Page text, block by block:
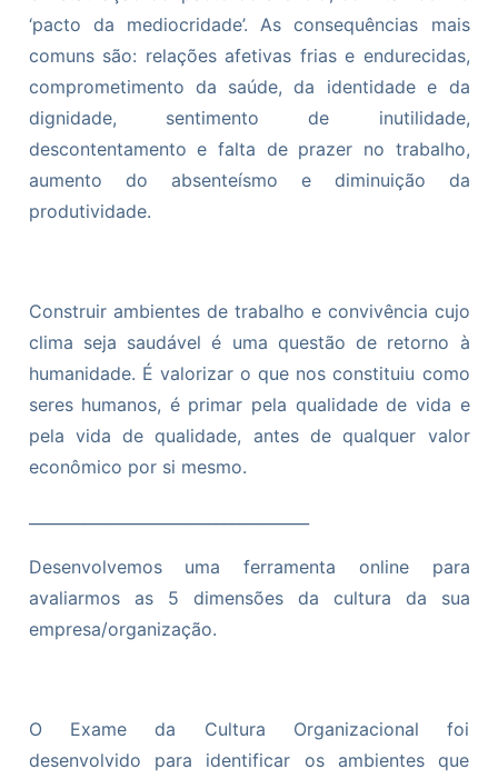
‘pacto da mediocridade’. As consequências mais
comuns são: relações afetivas frias e endurecidas,
comprometimento da saúde, da identidade e da
dignidade, sentimento de inutilidade,
descontentamento e falta de prazer no trabalho,
aumento do absenteísmo e diminuição da
produtividade.
Construir ambientes de trabalho e convivência cujo
clima seja saudável é uma questão de retorno à
humanidade. É valorizar o que nos constituiu como
seres humanos, é primar pela qualidade de vida e
pela vida de qualidade, antes de qualquer valor
econômico por si mesmo.
Desenvolvemos uma ferramenta online para
avaliarmos as 5 dimensões da cultura da sua
empresa/organização.
O Exame da Cultura Organizacional foi
desenvolvido para identificar os ambientes que